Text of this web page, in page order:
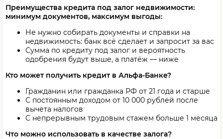
Преимущества кредита под залог недвижимости:
минимум документов, максимум выгоды:
Не нужно собирать документы и справки на
недвижимость: банк всё сделает и запросит за вас
Сумма по кредиту под залог и вероятность
одобрения будут выше, а платёж — ниже
Кто может получить кредит в Альфа-Банке?
Гражданин или гражданка РФ от 21 года и старше
С постоянным доходом от 10 000 рублей после
вычета налогов
С непрерывным трудовым стажем больше 1 месяца
Что можно использовать в качестве залога?